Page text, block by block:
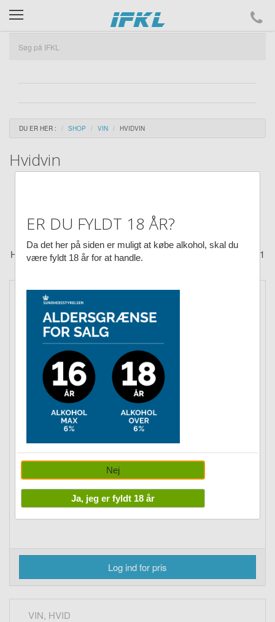
ifkl
DU ER HER : SHOP VIN HVIDVIN
Hvidvin
Se hele udvalget vi kan skaffe til dig fra vores leverandør
Kjær & Sommerfeldt
Hvis du ikke kan finde det du søger så kontakt os på:
Tlf.: 32 51
VIN, HVID
Afan, Macabeo, Campo de Borja
Vejl.: kr. 99,00
Log ind for pris
VIN, HVID
ER DU FYLDT 18 ÅR?
Da det her på siden er muligt at købe alkohol, skal du
være fyldt 18 år for at handle.
Nej
Ja, jeg er fyldt 18 år